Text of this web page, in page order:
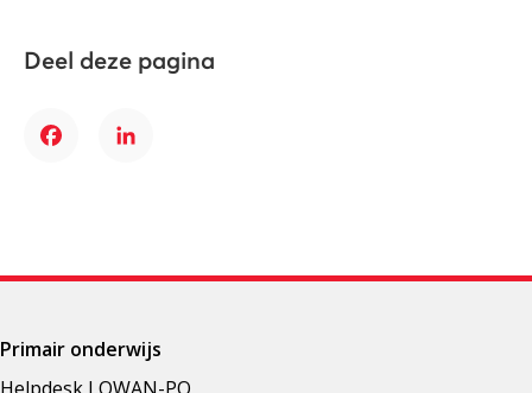
Deel deze pagina
FacebookLinkedIn
Primair onderwijs